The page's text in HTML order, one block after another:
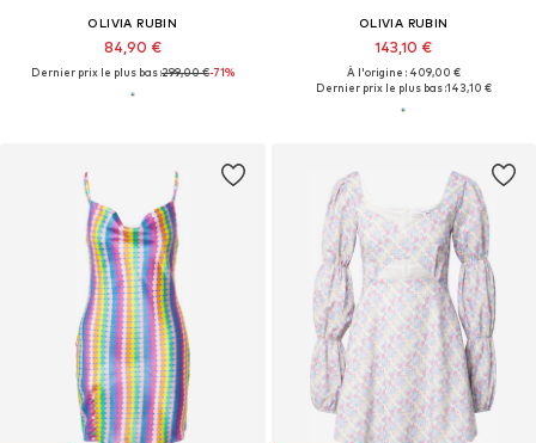
OLIVIA RUBIN
84,90 €
Dernier prix le plus bas :299,00 €-71%
OLIVIA RUBIN
143,10 €
À l'origine : 409,00 €
Dernier prix le plus bas :143,10 €